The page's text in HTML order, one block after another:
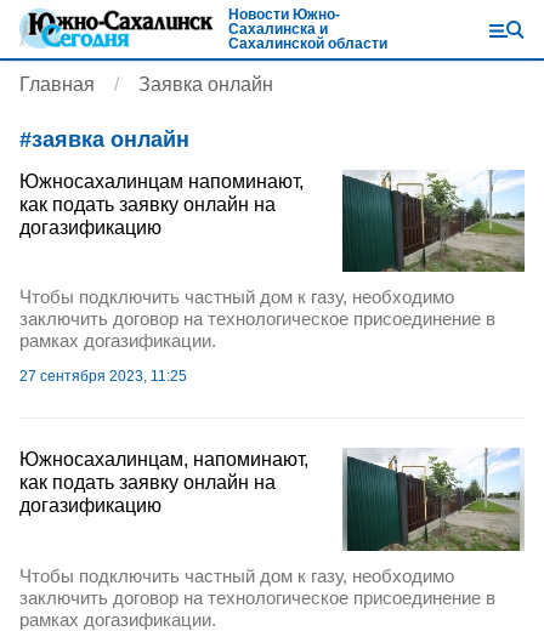
Новости Южно-
Сахалинска и
Сахалинской области
Главная Заявка онлайн
#заявка онлайн
Южносахалинцам напоминают,
как подать заявку онлайн на
догазификацию
Чтобы подключить частный дом к газу, необходимо
заключить договор на технологическое присоединение в
рамках догазификации.
27 сентября 2023, 11:25
Южносахалинцам, напоминают,
как подать заявку онлайн на
догазификацию
Чтобы подключить частный дом к газу, необходимо
заключить договор на технологическое присоединение в
рамках догазификации.